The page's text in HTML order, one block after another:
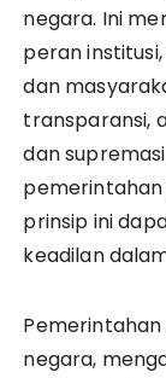
negara. Ini
peran
dan
transparansi,
dan
prinsip ini
keadilan
negara,